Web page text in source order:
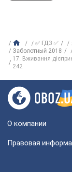
✅ ГДЗ ✅
Заболотный 2018
17. Вживання
242
О компании
Правовая